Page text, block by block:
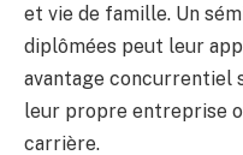
et vie de famille. Un
diplômées peut leur
avantage concurrentiel
leur propre entreprise
carrière.